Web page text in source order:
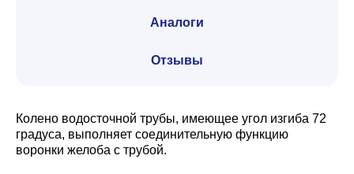
Аналоги
Отзывы
Колено водосточной трубы, имеющее угол изгиба 72
градуса, выполняет соединительную функцию
воронки желоба с трубой.